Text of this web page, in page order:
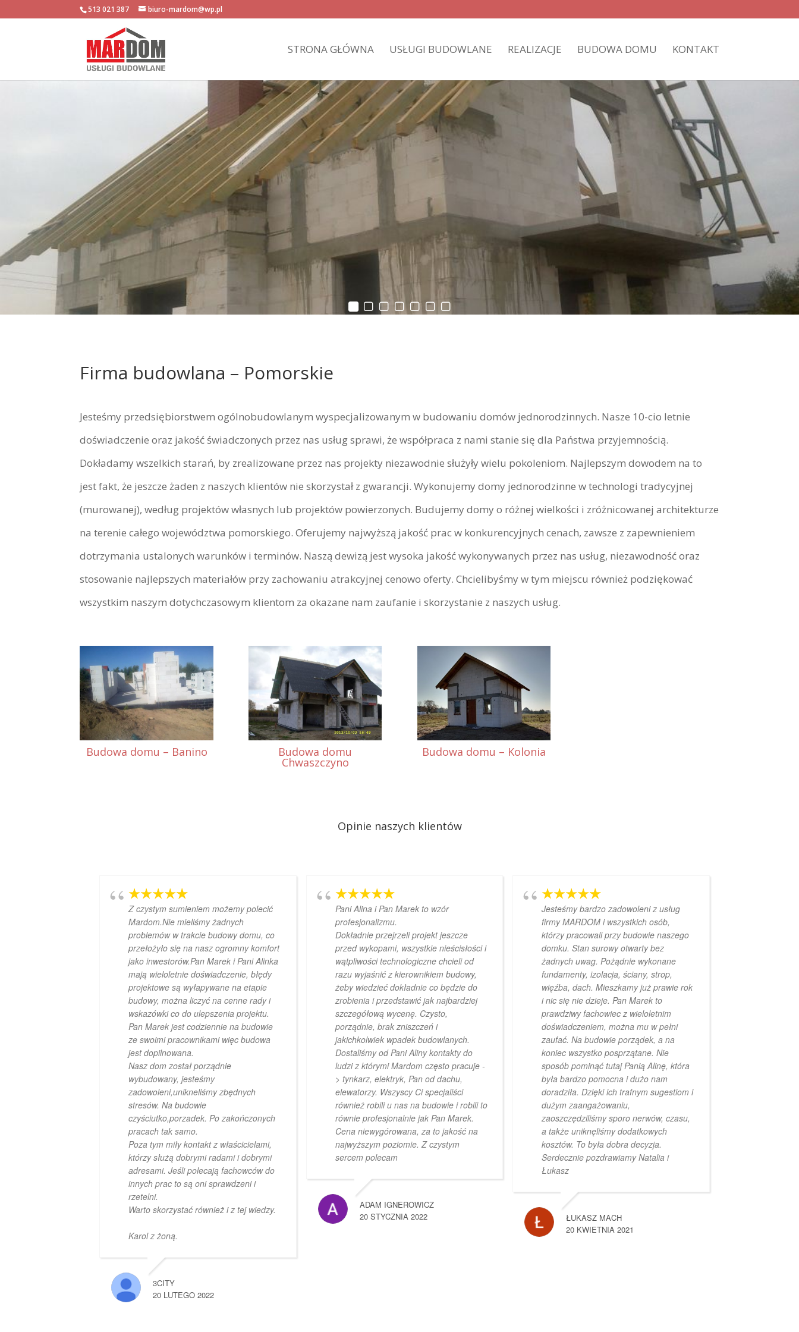
513 021 387 biuro-mardom@wp.pl
STRONA GŁÓWNA USŁUGI BUDOWLANE REALIZACJE BUDOWA DOMU KONTAKT
Firma budowlana – Pomorskie
Jesteśmy przedsiębiorstwem ogólnobudowlanym wyspecjalizowanym w budowaniu domów jednorodzinnych. Nasze 10-cio letnie
doświadczenie oraz jakość świadczonych przez nas usług sprawi, że współpraca z nami stanie się dla Państwa przyjemnością.
Dokładamy wszelkich starań, by zrealizowane przez nas projekty niezawodnie służyły wielu pokoleniom. Najlepszym dowodem na to
jest fakt, że jeszcze żaden z naszych klientów nie skorzystał z gwarancji. Wykonujemy domy jednorodzinne w technologi tradycyjnej
(murowanej), według projektów własnych lub projektów powierzonych. Budujemy domy o różnej wielkości i zróżnicowanej architekturze
na terenie całego województwa pomorskiego. Oferujemy najwyższą jakość prac w konkurencyjnych cenach, zawsze z zapewnieniem
dotrzymania ustalonych warunków i terminów. Naszą dewizą jest wysoka jakość wykonywanych przez nas usług, niezawodność oraz
stosowanie najlepszych materiałów przy zachowaniu atrakcyjnej cenowo oferty. Chcielibyśmy w tym miejscu również podziękować
wszystkim naszym dotychczasowym klientom za okazane nam zaufanie i skorzystanie z naszych usług.
Budowa domu – Banino Budowa domu
Chwaszczyno
Budowa domu – Kolonia
Opinie naszych klientów
Z czystym sumieniem możemy polecić
Mardom.Nie mieliśmy żadnych
problemów w trakcie budowy domu, co
przełożyło się na nasz ogromny komfort
jako inwestorów.Pan Marek i Pani Alinka
mają wieloletnie doświadczenie, błędy
projektowe są wyłapywane na etapie
budowy, można liczyć na cenne rady i
wskazówki co do ulepszenia projektu.
Pan Marek jest codziennie na budowie
ze swoimi pracownikami więc budowa
jest dopilnowana.
Nasz dom został porządnie
wybudowany, jesteśmy
zadowoleni,unikneliśmy zbędnych
stresów. Na budowie
czyściutko,porzadek. Po zakończonych
pracach tak samo.
Poza tym miły kontakt z właścicielami,
którzy służą dobrymi radami i dobrymi
adresami. Jeśli polecają fachowców do
innych prac to są oni sprawdzeni i
rzetelni.
Warto skorzystać również i z tej wiedzy.
Karol z żoną.
3CITY
20 LUTEGO 2022
Pani Alina i Pan Marek to wzór
profesjonalizmu.
Dokładnie przejrzeli projekt jeszcze
przed wykopami, wszystkie nieścisłości i
wątpliwości technologiczne chcieli od
razu wyjaśnić z kierownikiem budowy,
żeby wiedzieć dokładnie co będzie do
zrobienia i przedstawić jak najbardziej
szczegółową wycenę. Czysto,
porządnie, brak zniszczeń i
jakichkolwiek wpadek budowlanych.
Dostaliśmy od Pani Aliny kontakty do
ludzi z którymi Mardom często pracuje -
> tynkarz, elektryk, Pan od dachu,
elewatorzy. Wszyscy Ci specjaliści
również robili u nas na budowie i robili to
równie profesjonalnie jak Pan Marek.
Cena niewygórowana, za to jakość na
najwyższym poziomie. Z czystym
sercem polecam
ADAM IGNEROWICZ
20 STYCZNIA 2022
Jesteśmy bardzo zadowoleni z usług
firmy MARDOM i wszystkich osób,
którzy pracowali przy budowie naszego
domku. Stan surowy otwarty bez
żadnych uwag. Pożądnie wykonane
fundamenty, izolacja, ściany, strop,
więźba, dach. Mieszkamy już prawie rok
i nic się nie dzieje. Pan Marek to
prawdziwy fachowiec z wieloletnim
doświadczeniem, można mu w pełni
zaufać. Na budowie porządek, a na
koniec wszystko posprzątane. Nie
sposób pominąć tutaj Panią Alinę, która
była bardzo pomocna i dużo nam
doradziła. Dzięki ich trafnym sugestiom i
dużym zaangażowaniu,
zaoszczędziliśmy sporo nerwów, czasu,
a także uniknęliśmy dodatkowych
kosztów. To była dobra decyzja.
Serdecznie pozdrawiamy Natalia i
Łukasz
ŁUKASZ MACH
20 KWIETNIA 2021